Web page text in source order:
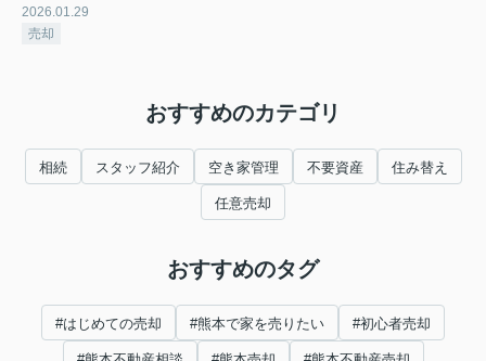
2026.01.29
売却
おすすめのカテゴリ
相続 スタッフ紹介 空き家管理 不要資産 住み替え
任意売却
おすすめのタグ
#はじめての売却 #熊本で家を売りたい #初心者売却